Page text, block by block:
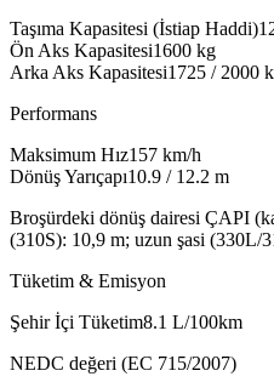
Taşıma Kapasitesi (İstiap Haddi)
Ön Aks Kapasitesi1600 kg
Arka Aks Kapasitesi1725 / 2000
Performans
Maksimum Hız157 km/h
Dönüş Yarıçapı10.9 / 12.2 m
Broşürdeki dönüş dairesi ÇAPI
(310S): 10,9 m; uzun şasi (330L/
Tüketim & Emisyon
Şehir İçi Tüketim8.1 L/100km
NEDC değeri (EC 715/2007)